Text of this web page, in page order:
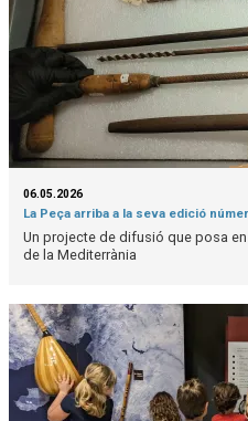
06.05.2026
La Peça arriba a la seva edició
Un projecte de difusió que posa
de la Mediterrània